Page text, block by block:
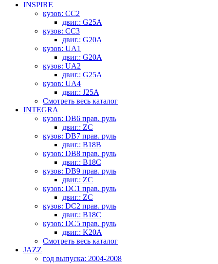
INSPIRE
кузов: CC2
двиг.: G25A
кузов: CC3
двиг.: G20A
кузов: UA1
двиг.: G20A
кузов: UA2
двиг.: G25A
кузов: UA4
двиг.: J25A
Смотреть весь каталог
INTEGRA
кузов: DB6 прав. руль
двиг.: ZC
кузов: DB7 прав. руль
двиг.: B18B
кузов: DB8 прав. руль
двиг.: B18C
кузов: DB9 прав. руль
двиг.: ZC
кузов: DC1 прав. руль
двиг.: ZC
кузов: DC2 прав. руль
двиг.: B18C
кузов: DC5 прав. руль
двиг.: K20A
Смотреть весь каталог
JAZZ
год выпуска: 2004-2008